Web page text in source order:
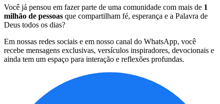
Você já pensou em fazer parte de uma comunidade com mais de 1
milhão de pessoas que compartilham fé, esperança e a Palavra de
Deus todos os dias?
Em nossas redes sociais e em nosso canal do WhatsApp, você
recebe mensagens exclusivas, versículos inspiradores, devocionais e
ainda tem um espaço para interação e reflexões profundas.